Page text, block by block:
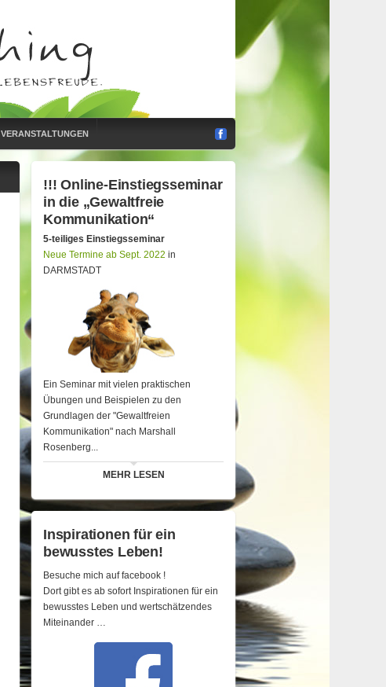
VERANSTALTUNGEN
!!! Online-Einstiegsseminar
in die „Gewaltfreie
Kommunikation“
5-teiliges Einstiegsseminar
Neue Termine ab Sept. 2022 in
DARMSTADT
Ein Seminar mit vielen praktischen
Übungen und Beispielen zu den
Grundlagen der "Gewaltfreien
Kommunikation" nach Marshall
Rosenberg...
MEHR LESEN
Inspirationen für ein
bewusstes Leben!
Besuche mich auf facebook !
Dort gibt es ab sofort Inspirationen für ein
bewusstes Leben und wertschätzendes
Miteinander …